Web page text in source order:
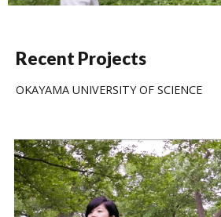
Recent Projects
OKAYAMA UNIVERSITY OF SCIENCE